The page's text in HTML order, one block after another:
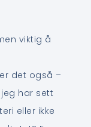
viktig å
det også –
har sett
eller ikke